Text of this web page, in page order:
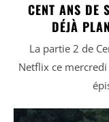
CENT ANS DE
DÉJÀ
La partie 2 de
Netflix ce